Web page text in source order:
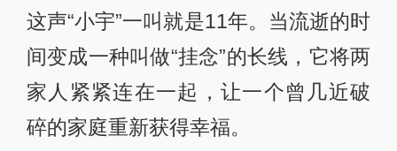
这声“小宇”一叫就是11年。当流逝的时
间变成一种叫做“挂念”的长线，它将两
家人紧紧连在一起，让一个曾几近破
碎的家庭重新获得幸福。